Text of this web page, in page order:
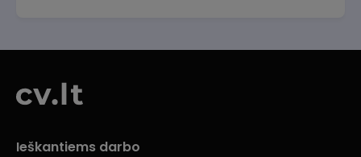
Ieškantiems darbo